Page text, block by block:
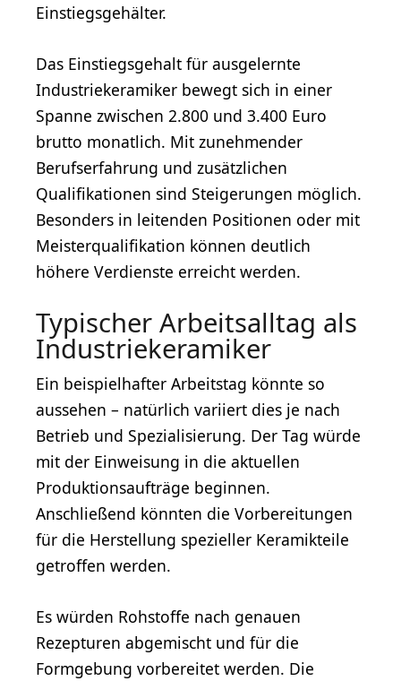
Einstiegsgehälter.
Das Einstiegsgehalt für ausgelernte
Industriekeramiker bewegt sich in einer
Spanne zwischen 2.800 und 3.400 Euro
brutto monatlich. Mit zunehmender
Berufserfahrung und zusätzlichen
Qualifikationen sind Steigerungen möglich.
Besonders in leitenden Positionen oder mit
Meisterqualifikation können deutlich
höhere Verdienste erreicht werden.
Typischer Arbeitsalltag als
Industriekeramiker
Ein beispielhafter Arbeitstag könnte so
aussehen – natürlich variiert dies je nach
Betrieb und Spezialisierung. Der Tag würde
mit der Einweisung in die aktuellen
Produktionsaufträge beginnen.
Anschließend könnten die Vorbereitungen
für die Herstellung spezieller Keramikteile
getroffen werden.
Es würden Rohstoffe nach genauen
Rezepturen abgemischt und für die
Formgebung vorbereitet werden. Die